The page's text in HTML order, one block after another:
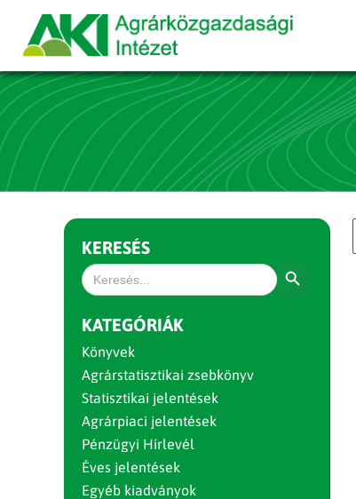
KERESÉS
Search
for:
KATEGÓRIÁK
Könyvek
Agrárstatisztikai zsebkönyv
Statisztikai jelentések
Agrárpiaci jelentések
Pénzügyi Hírlevél
Éves jelentések
Egyéb kiadványok